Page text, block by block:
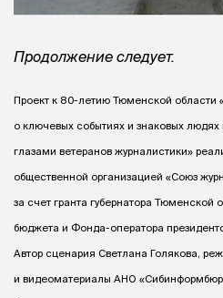
Продолжение следует.
Проект к 80-летию Тюменской области
о ключевых событиях и знаковых
глазами ветеранов журналистики»
общественной организацией «Союз
за счет гранта губернатора Тюменской
бюджета и Фонда-оператора
Автор сценария Светлана Голякова,
и видеоматериалы АНО